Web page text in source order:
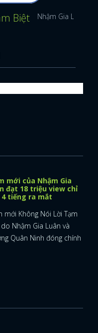
Biệt Nhậm Gia Luân
mới của Nhậm Gia
đạt 18 triệu view chỉ
4 tiếng ra mắt
mới Không Nói Lời Tạm
Nhậm Gia Luân và
Quân Ninh đóng chính